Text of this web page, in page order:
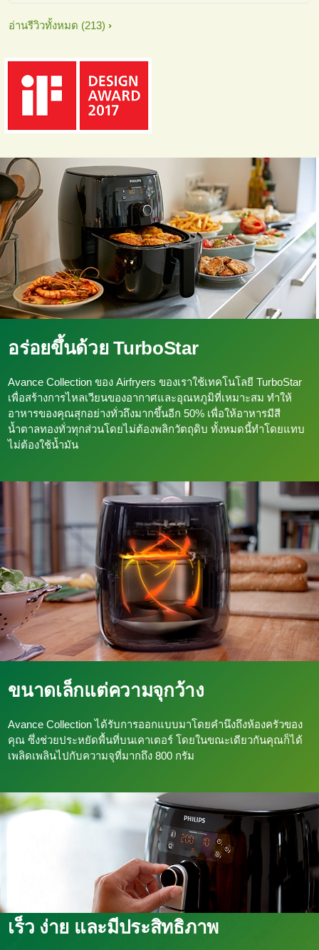
อ่านรีวิวทั้งหมด (213)
อร่อยขึ้นด้วย TurboStar
Avance Collection ของ Airfryers ของเราใช้เทคโนโลยี TurboStar
เพื่อสร้างการไหลเวียนของอากาศและอุณหภูมิที่เหมาะสม ทำให้
อาหารของคุณสุกอย่างทั่วถึงมากขึ้นอีก 50% เพื่อให้อาหารมีสี
น้ำตาลทองทั่วทุกส่วนโดยไม่ต้องพลิกวัตถุดิบ ทั้งหมดนี้ทำโดยแทบ
ไม่ต้องใช้น้ำมัน
ขนาดเล็กแต่ความจุกว้าง
Avance Collection ได้รับการออกแบบมาโดยคำนึงถึงห้องครัวของ
คุณ ซึ่งช่วยประหยัดพื้นที่บนเคาเตอร์ โดยในขณะเดียวกันคุณก็ได้
เพลิดเพลินไปกับความจุที่มากถึง 800 กรัม
เร็ว ง่าย และมีประสิทธิภาพ